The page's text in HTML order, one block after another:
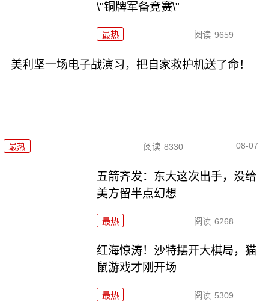
\"铜牌军备竞赛\"
最热 阅读 9659
美利坚一场电子战演习，把自家救护机送了命！
最热 阅读 8330 08-07
五箭齐发：东大这次出手，没给
美方留半点幻想
最热 阅读 6268
红海惊涛！沙特摆开大棋局，猫
鼠游戏才刚开场
最热 阅读 5309